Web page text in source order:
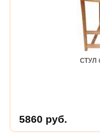
СТУЛ
5860 руб.